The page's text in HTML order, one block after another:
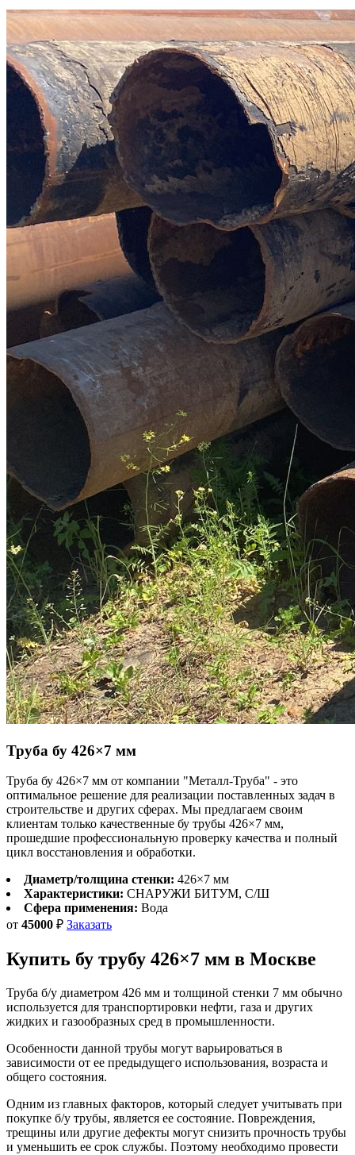
Труба бу 426×7 мм
Труба бу 426×7 мм от компании "Металл-Труба" - это
оптимальное решение для реализации поставленных задач в
строительстве и других сферах. Мы предлагаем своим
клиентам только качественные бу трубы 426×7 мм,
прошедшие профессиональную проверку качества и полный
цикл восстановления и обработки.
Диаметр/толщина стенки: 426×7 мм
Характеристики: СНАРУЖИ БИТУМ, С/Ш
Сфера применения: Вода
от 45000 ₽ Заказать
Купить бу трубу 426×7 мм в Москве
Труба б/у диаметром 426 мм и толщиной стенки 7 мм обычно
используется для транспортировки нефти, газа и других
жидких и газообразных сред в промышленности.
Особенности данной трубы могут варьироваться в
зависимости от ее предыдущего использования, возраста и
общего состояния.
Одним из главных факторов, который следует учитывать при
покупке б/у трубы, является ее состояние. Повреждения,
трещины или другие дефекты могут снизить прочность трубы
и уменьшить ее срок службы. Поэтому необходимо провести